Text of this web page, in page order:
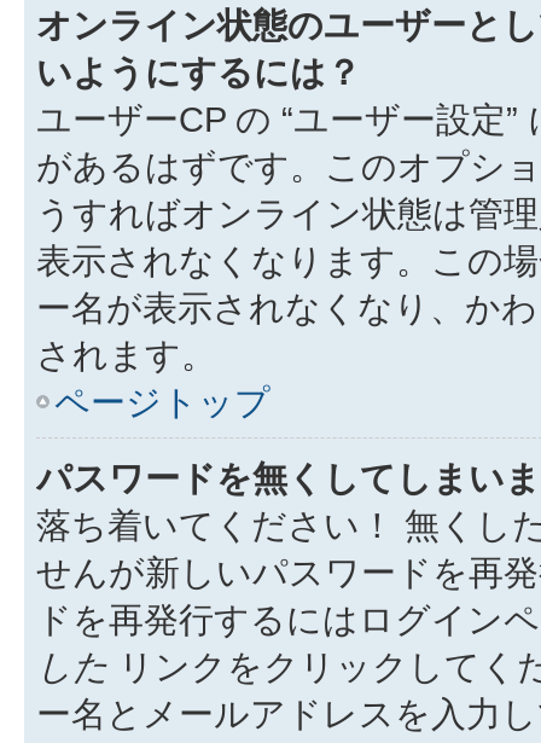
オンライン状態のユーザーと
いようにするには？
ユーザーCP の “ユーザー設定
があるはずです。このオプシ
うすればオンライン状態は管
表示されなくなります。この
ー名が表示されなくなり、か
されます。
ページトップ
パスワードを無くしてしまい
落ち着いてください！ 無くし
せんが新しいパスワードを再
ドを再発行するにはログイン
した リンクをクリックしてく
ー名とメールアドレスを入力